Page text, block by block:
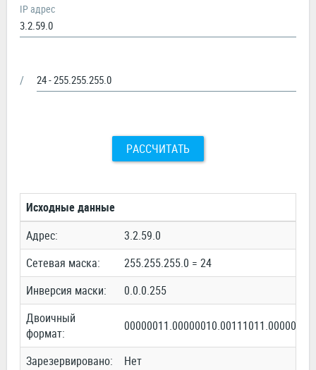
IP адрес
/
РАССЧИТАТЬ
Исходные данные
Адрес:
3.2.59.0
Сетевая маска:
255.255.255.0 = 24
Инверсия маски:
0.0.0.255
Двоичный
формат:
00000011.00000010.00111011.00000000
Зарезервировано: Нет